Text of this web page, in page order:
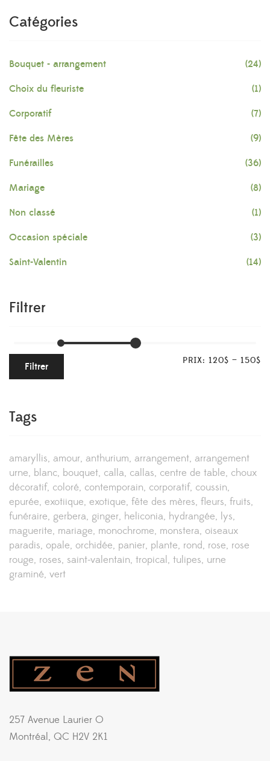
Catégories
Bouquet - arrangement (24)
Choix du fleuriste (1)
Corporatif (7)
Fête des Mères (9)
Funérailles (36)
Mariage (8)
Non classé (1)
Occasion spéciale (3)
Saint-Valentin (14)
Filtrer
Filtrer PRIX: 120$ — 150$
Tags
amaryllis amour anthurium arrangement arrangement
urne blanc bouquet calla callas centre de table choux
décoratif coloré contemporain corporatif coussin
epurée exotiique exotique fête des mères fleurs fruits
funéraire gerbera ginger heliconia hydrangée lys
maguerite mariage monochrome monstera oiseaux
paradis opale orchidée panier plante rond rose rose
rouge roses saint-valentain tropical tulipes urne
graminé vert
257 Avenue Laurier O
Montréal, QC H2V 2K1